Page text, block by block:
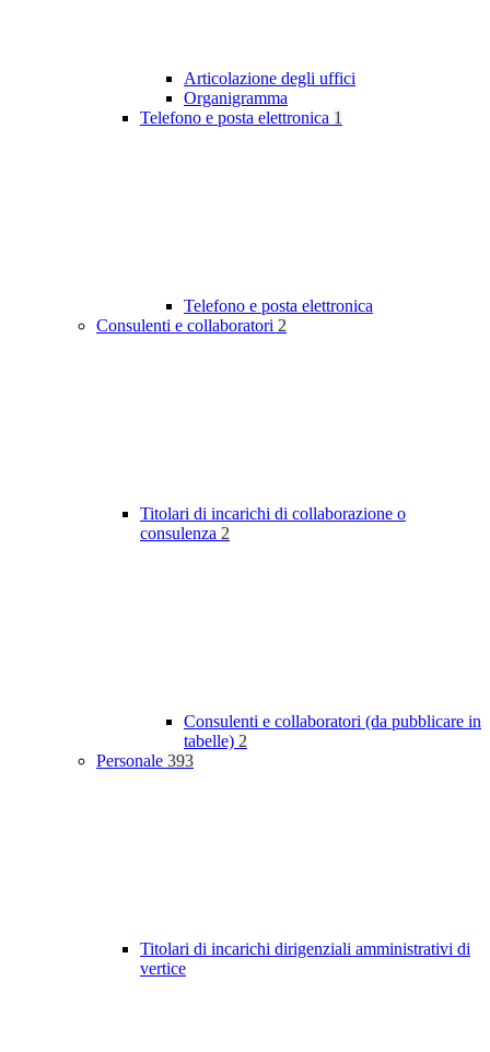
Articolazione degli uffici
Organigramma
Telefono e posta elettronica 1
Telefono e posta elettronica
Consulenti e collaboratori 2
Titolari di incarichi di collaborazione o
consulenza 2
Consulenti e collaboratori (da pubblicare in
tabelle) 2
Personale 393
Titolari di incarichi dirigenziali amministrativi di
vertice